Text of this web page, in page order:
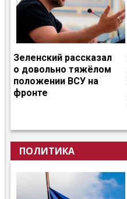
Зеленский рассказал
о довольно тяжёлом
положении ВСУ на
фронте
ПОЛИТИКА